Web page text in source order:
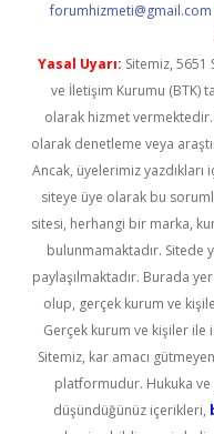
forumhizmeti@gmail.com
Yasal Uyarı: Sitemiz, 5651
ve İletişim Kurumu (BTK)
olarak hizmet
olarak denetleme veya
Ancak, üyelerimiz
siteye üye olarak bu
sitesi, herhangi bir marka,
bulunmamaktadır. Sitede
paylaşılmaktadır. Burada
olup, gerçek kurum ve
Gerçek kurum ve kişiler
Sitemiz, kar amacı
platformudur. Hukuka ve
düşündüğünüz içerikleri,